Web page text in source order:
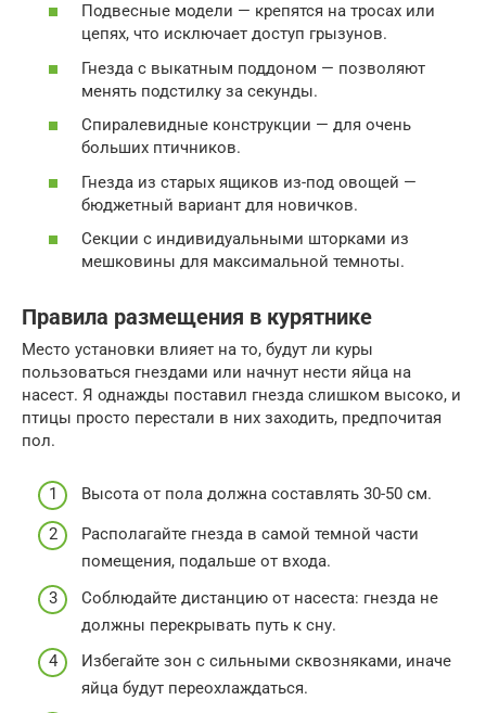
Подвесные модели — крепятся на тросах или
цепях, что исключает доступ грызунов.
Гнезда с выкатным поддоном — позволяют
менять подстилку за секунды.
Спиралевидные конструкции — для очень
больших птичников.
Гнезда из старых ящиков из-под овощей —
бюджетный вариант для новичков.
Секции с индивидуальными шторками из
мешковины для максимальной темноты.
Правила размещения в курятнике
Место установки влияет на то, будут ли куры
пользоваться гнездами или начнут нести яйца на
насест. Я однажды поставил гнезда слишком высоко, и
птицы просто перестали в них заходить, предпочитая
пол.
Высота от пола должна составлять 30-50 см.
Располагайте гнезда в самой темной части
помещения, подальше от входа.
Соблюдайте дистанцию от насеста: гнезда не
должны перекрывать путь к сну.
Избегайте зон с сильными сквозняками, иначе
яйца будут переохлаждаться.